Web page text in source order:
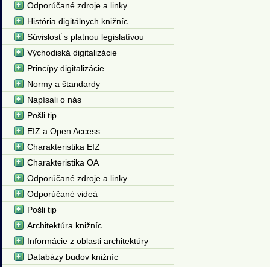
Odporúčané zdroje a linky
História digitálnych knižníc
Súvislosť s platnou legislatívou
Východiská digitalizácie
Princípy digitalizácie
Normy a štandardy
Napísali o nás
Pošli tip
EIZ a Open Access
Charakteristika EIZ
Charakteristika OA
Odporúčané zdroje a linky
Odporúčané videá
Pošli tip
Architektúra knižníc
Informácie z oblasti architektúry
Databázy budov knižníc